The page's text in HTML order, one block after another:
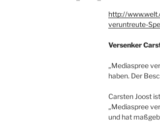
http://
veruntreute-
Versenker
„Mediaspree
haben. Der
Carsten Joost
„Mediaspree
und hat